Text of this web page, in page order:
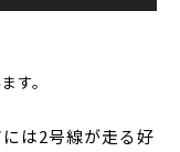
す。
は2号線が走る好